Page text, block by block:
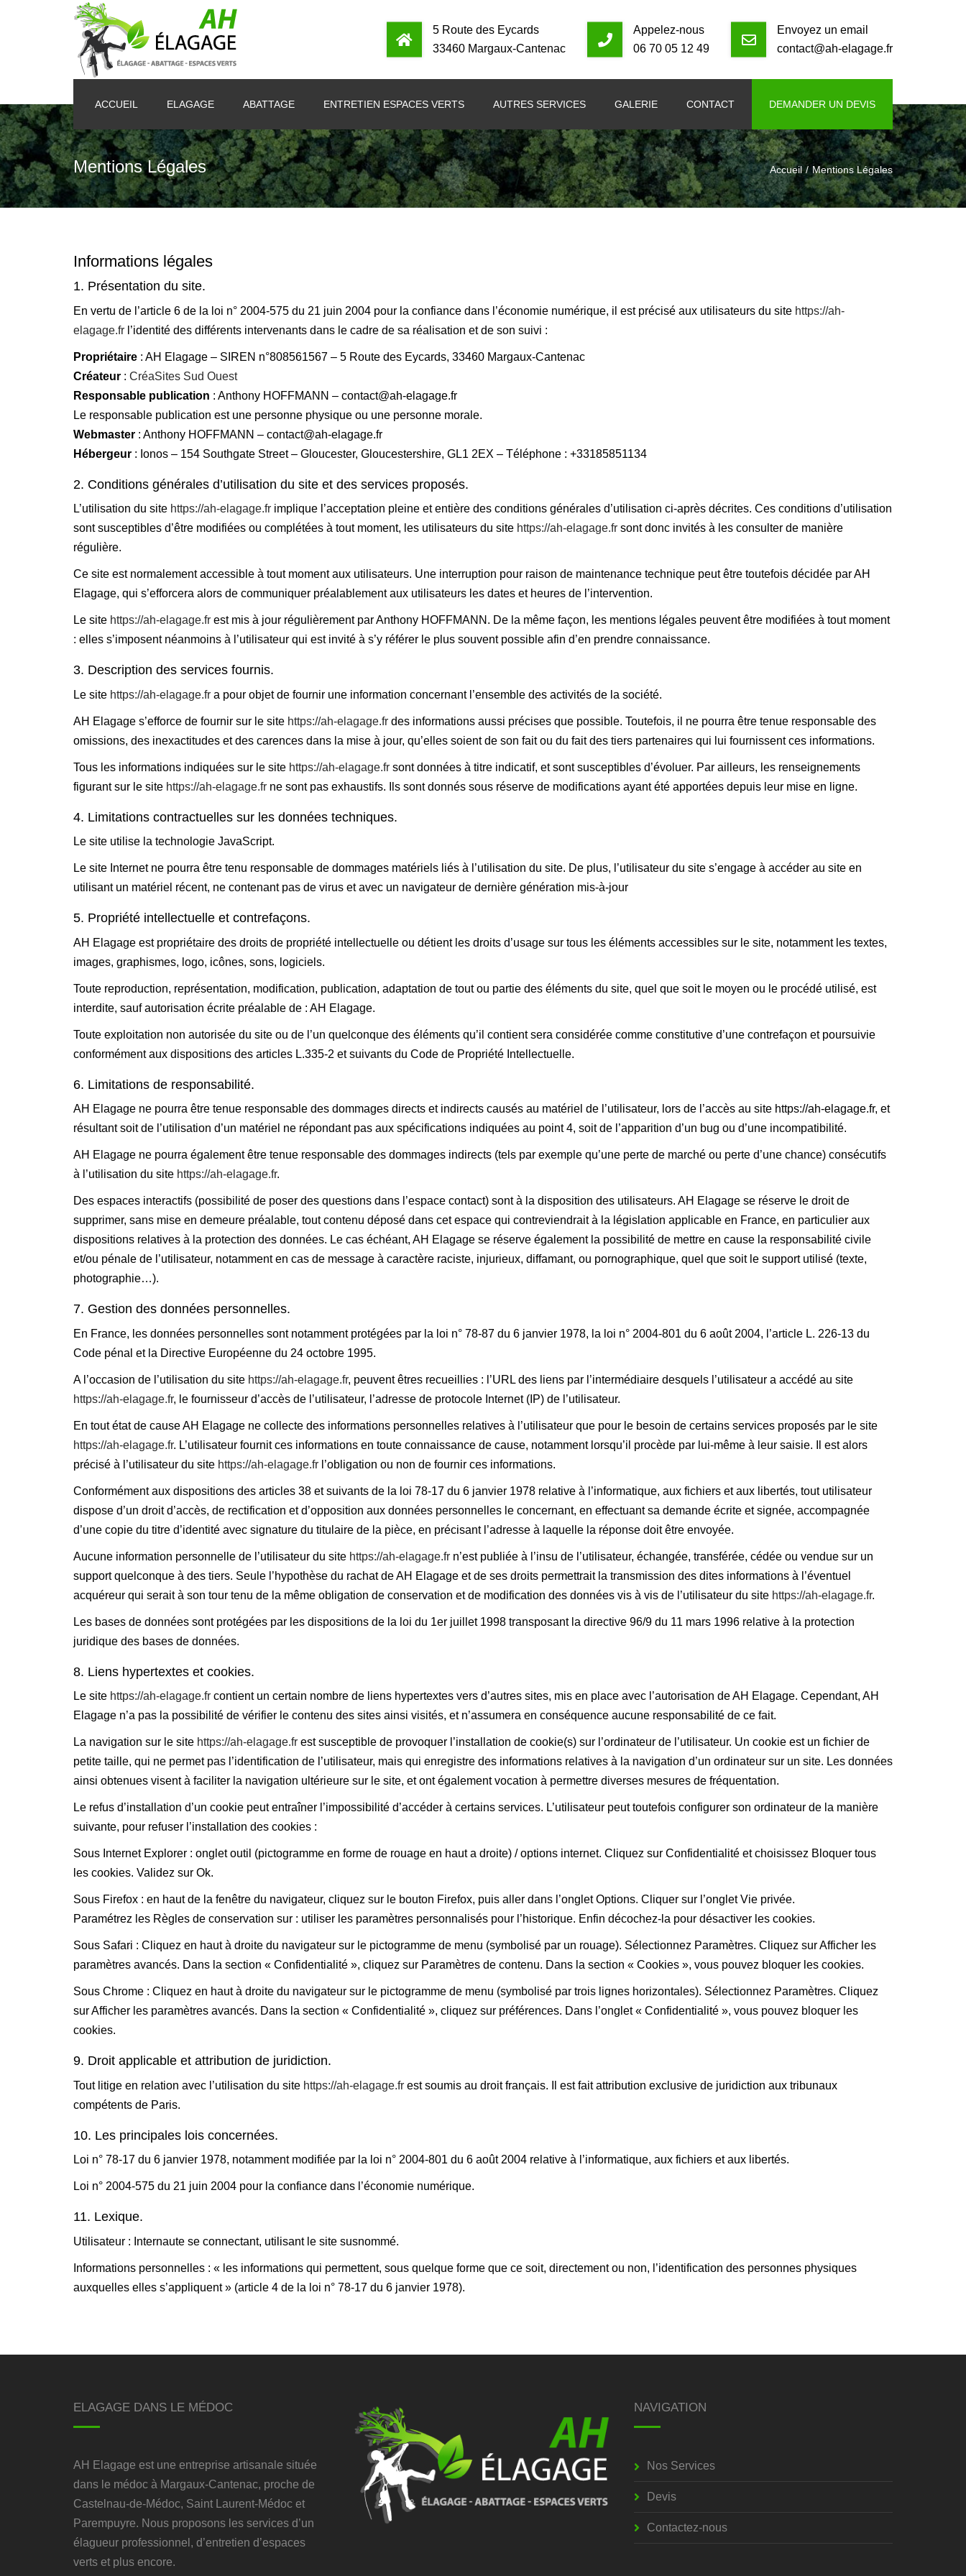
5 Route des Eycards
33460 Margaux-Cantenac
Appelez-nous
06 70 05 12 49
Envoyez un email
contact@ah-elagage.fr
ACCUEIL ELAGAGE ABATTAGE ENTRETIEN ESPACES VERTS AUTRES SERVICES GALERIE CONTACT DEMANDER UN DEVIS
Mentions Légales Accueil Mentions Légales
Informations légales
1. Présentation du site.
En vertu de l’article 6 de la loi n° 2004-575 du 21 juin 2004 pour la confiance dans l’économie numérique, il est précisé aux utilisateurs du site https://ah-
elagage.fr l’identité des différents intervenants dans le cadre de sa réalisation et de son suivi :
Propriétaire : AH Elagage – SIREN n°808561567 – 5 Route des Eycards, 33460 Margaux-Cantenac
Créateur : CréaSites Sud Ouest
Responsable publication : Anthony HOFFMANN – contact@ah-elagage.fr
Le responsable publication est une personne physique ou une personne morale.
Webmaster : Anthony HOFFMANN – contact@ah-elagage.fr
Hébergeur : Ionos – 154 Southgate Street – Gloucester, Gloucestershire, GL1 2EX – Téléphone : +33185851134
2. Conditions générales d’utilisation du site et des services proposés.
L’utilisation du site https://ah-elagage.fr implique l’acceptation pleine et entière des conditions générales d’utilisation ci-après décrites. Ces conditions d’utilisation
sont susceptibles d’être modifiées ou complétées à tout moment, les utilisateurs du site https://ah-elagage.fr sont donc invités à les consulter de manière
régulière.
Ce site est normalement accessible à tout moment aux utilisateurs. Une interruption pour raison de maintenance technique peut être toutefois décidée par AH
Elagage, qui s’efforcera alors de communiquer préalablement aux utilisateurs les dates et heures de l’intervention.
Le site https://ah-elagage.fr est mis à jour régulièrement par Anthony HOFFMANN. De la même façon, les mentions légales peuvent être modifiées à tout moment
: elles s’imposent néanmoins à l’utilisateur qui est invité à s’y référer le plus souvent possible afin d’en prendre connaissance.
3. Description des services fournis.
Le site https://ah-elagage.fr a pour objet de fournir une information concernant l’ensemble des activités de la société.
AH Elagage s’efforce de fournir sur le site https://ah-elagage.fr des informations aussi précises que possible. Toutefois, il ne pourra être tenue responsable des
omissions, des inexactitudes et des carences dans la mise à jour, qu’elles soient de son fait ou du fait des tiers partenaires qui lui fournissent ces informations.
Tous les informations indiquées sur le site https://ah-elagage.fr sont données à titre indicatif, et sont susceptibles d’évoluer. Par ailleurs, les renseignements
figurant sur le site https://ah-elagage.fr ne sont pas exhaustifs. Ils sont donnés sous réserve de modifications ayant été apportées depuis leur mise en ligne.
4. Limitations contractuelles sur les données techniques.
Le site utilise la technologie JavaScript.
Le site Internet ne pourra être tenu responsable de dommages matériels liés à l’utilisation du site. De plus, l’utilisateur du site s’engage à accéder au site en
utilisant un matériel récent, ne contenant pas de virus et avec un navigateur de dernière génération mis-à-jour
5. Propriété intellectuelle et contrefaçons.
AH Elagage est propriétaire des droits de propriété intellectuelle ou détient les droits d’usage sur tous les éléments accessibles sur le site, notamment les textes,
images, graphismes, logo, icônes, sons, logiciels.
Toute reproduction, représentation, modification, publication, adaptation de tout ou partie des éléments du site, quel que soit le moyen ou le procédé utilisé, est
interdite, sauf autorisation écrite préalable de : AH Elagage.
Toute exploitation non autorisée du site ou de l’un quelconque des éléments qu’il contient sera considérée comme constitutive d’une contrefaçon et poursuivie
conformément aux dispositions des articles L.335-2 et suivants du Code de Propriété Intellectuelle.
6. Limitations de responsabilité.
AH Elagage ne pourra être tenue responsable des dommages directs et indirects causés au matériel de l’utilisateur, lors de l’accès au site https://ah-elagage.fr, et
résultant soit de l’utilisation d’un matériel ne répondant pas aux spécifications indiquées au point 4, soit de l’apparition d’un bug ou d’une incompatibilité.
AH Elagage ne pourra également être tenue responsable des dommages indirects (tels par exemple qu’une perte de marché ou perte d’une chance) consécutifs
à l’utilisation du site https://ah-elagage.fr.
Des espaces interactifs (possibilité de poser des questions dans l’espace contact) sont à la disposition des utilisateurs. AH Elagage se réserve le droit de
supprimer, sans mise en demeure préalable, tout contenu déposé dans cet espace qui contreviendrait à la législation applicable en France, en particulier aux
dispositions relatives à la protection des données. Le cas échéant, AH Elagage se réserve également la possibilité de mettre en cause la responsabilité civile
et/ou pénale de l’utilisateur, notamment en cas de message à caractère raciste, injurieux, diffamant, ou pornographique, quel que soit le support utilisé (texte,
photographie…).
7. Gestion des données personnelles.
En France, les données personnelles sont notamment protégées par la loi n° 78-87 du 6 janvier 1978, la loi n° 2004-801 du 6 août 2004, l’article L. 226-13 du
Code pénal et la Directive Européenne du 24 octobre 1995.
A l’occasion de l’utilisation du site https://ah-elagage.fr, peuvent êtres recueillies : l’URL des liens par l’intermédiaire desquels l’utilisateur a accédé au site
https://ah-elagage.fr, le fournisseur d’accès de l’utilisateur, l’adresse de protocole Internet (IP) de l’utilisateur.
En tout état de cause AH Elagage ne collecte des informations personnelles relatives à l’utilisateur que pour le besoin de certains services proposés par le site
https://ah-elagage.fr. L’utilisateur fournit ces informations en toute connaissance de cause, notamment lorsqu’il procède par lui-même à leur saisie. Il est alors
précisé à l’utilisateur du site https://ah-elagage.fr l’obligation ou non de fournir ces informations.
Conformément aux dispositions des articles 38 et suivants de la loi 78-17 du 6 janvier 1978 relative à l’informatique, aux fichiers et aux libertés, tout utilisateur
dispose d’un droit d’accès, de rectification et d’opposition aux données personnelles le concernant, en effectuant sa demande écrite et signée, accompagnée
d’une copie du titre d’identité avec signature du titulaire de la pièce, en précisant l’adresse à laquelle la réponse doit être envoyée.
Aucune information personnelle de l’utilisateur du site https://ah-elagage.fr n’est publiée à l’insu de l’utilisateur, échangée, transférée, cédée ou vendue sur un
support quelconque à des tiers. Seule l’hypothèse du rachat de AH Elagage et de ses droits permettrait la transmission des dites informations à l’éventuel
acquéreur qui serait à son tour tenu de la même obligation de conservation et de modification des données vis à vis de l’utilisateur du site https://ah-elagage.fr.
Les bases de données sont protégées par les dispositions de la loi du 1er juillet 1998 transposant la directive 96/9 du 11 mars 1996 relative à la protection
juridique des bases de données.
8. Liens hypertextes et cookies.
Le site https://ah-elagage.fr contient un certain nombre de liens hypertextes vers d’autres sites, mis en place avec l’autorisation de AH Elagage. Cependant, AH
Elagage n’a pas la possibilité de vérifier le contenu des sites ainsi visités, et n’assumera en conséquence aucune responsabilité de ce fait.
La navigation sur le site https://ah-elagage.fr est susceptible de provoquer l’installation de cookie(s) sur l’ordinateur de l’utilisateur. Un cookie est un fichier de
petite taille, qui ne permet pas l’identification de l’utilisateur, mais qui enregistre des informations relatives à la navigation d’un ordinateur sur un site. Les données
ainsi obtenues visent à faciliter la navigation ultérieure sur le site, et ont également vocation à permettre diverses mesures de fréquentation.
Le refus d’installation d’un cookie peut entraîner l’impossibilité d’accéder à certains services. L’utilisateur peut toutefois configurer son ordinateur de la manière
suivante, pour refuser l’installation des cookies :
Sous Internet Explorer : onglet outil (pictogramme en forme de rouage en haut a droite) / options internet. Cliquez sur Confidentialité et choisissez Bloquer tous
les cookies. Validez sur Ok.
Sous Firefox : en haut de la fenêtre du navigateur, cliquez sur le bouton Firefox, puis aller dans l’onglet Options. Cliquer sur l’onglet Vie privée.
Paramétrez les Règles de conservation sur : utiliser les paramètres personnalisés pour l’historique. Enfin décochez-la pour désactiver les cookies.
Sous Safari : Cliquez en haut à droite du navigateur sur le pictogramme de menu (symbolisé par un rouage). Sélectionnez Paramètres. Cliquez sur Afficher les
paramètres avancés. Dans la section « Confidentialité », cliquez sur Paramètres de contenu. Dans la section « Cookies », vous pouvez bloquer les cookies.
Sous Chrome : Cliquez en haut à droite du navigateur sur le pictogramme de menu (symbolisé par trois lignes horizontales). Sélectionnez Paramètres. Cliquez
sur Afficher les paramètres avancés. Dans la section « Confidentialité », cliquez sur préférences. Dans l’onglet « Confidentialité », vous pouvez bloquer les
cookies.
9. Droit applicable et attribution de juridiction.
Tout litige en relation avec l’utilisation du site https://ah-elagage.fr est soumis au droit français. Il est fait attribution exclusive de juridiction aux tribunaux
compétents de Paris.
10. Les principales lois concernées.
Loi n° 78-17 du 6 janvier 1978, notamment modifiée par la loi n° 2004-801 du 6 août 2004 relative à l’informatique, aux fichiers et aux libertés.
Loi n° 2004-575 du 21 juin 2004 pour la confiance dans l’économie numérique.
11. Lexique.
Utilisateur : Internaute se connectant, utilisant le site susnommé.
Informations personnelles : « les informations qui permettent, sous quelque forme que ce soit, directement ou non, l’identification des personnes physiques
auxquelles elles s’appliquent » (article 4 de la loi n° 78-17 du 6 janvier 1978).
ELAGAGE DANS LE MÉDOC
AH Elagage est une entreprise artisanale située
dans le médoc à Margaux-Cantenac, proche de
Castelnau-de-Médoc, Saint Laurent-Médoc et
Parempuyre. Nous proposons les services d’un
élagueur professionnel, d’entretien d’espaces
verts et plus encore.
NAVIGATION
Nos Services
Devis
Contactez-nous